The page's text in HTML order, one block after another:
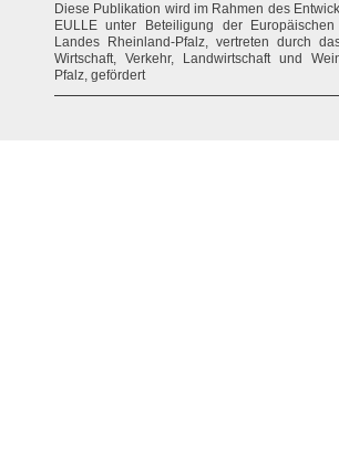
Diese Publikation wird im Rahmen des
EULLE unter Beteiligung der
Landes Rheinland-Pfalz, vertreten durch
Wirtschaft, Verkehr, Landwirtschaft und
Pfalz, gefördert